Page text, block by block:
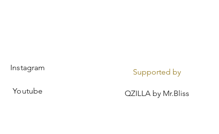
Instagram
Youtube
Supported by
QZILLA by Mr.Bliss